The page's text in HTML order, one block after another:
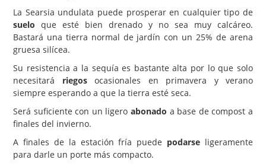
La Searsia undulata puede prosperar en cualquier tipo de
suelo que esté bien drenado y no sea muy calcáreo.
Bastará una tierra normal de jardín con un 25% de arena
gruesa silícea.
Su resistencia a la sequía es bastante alta por lo que solo
necesitará riegosocasionales en primavera y verano
siempre esperando a que la tierra esté seca.
Será suficiente con un ligero abonado a base de compost a
finales del invierno.
A finales de la estación fría puede podarse ligeramente
para darle un porte más compacto.